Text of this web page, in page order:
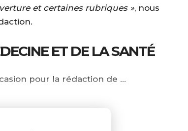
et certaines rubriques », nous
ET DE LA SANTÉ
pour la rédaction de …